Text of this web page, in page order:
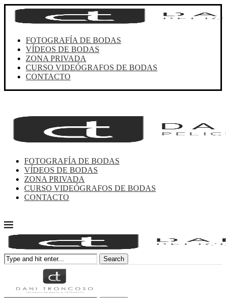
FOTOGRAFÍA DE BODAS
VÍDEOS DE BODAS
ZONA PRIVADA
CURSO VIDEÓGRAFOS DE BODAS
CONTACTO
FOTOGRAFÍA DE BODAS
VÍDEOS DE BODAS
ZONA PRIVADA
CURSO VIDEÓGRAFOS DE BODAS
CONTACTO
Search